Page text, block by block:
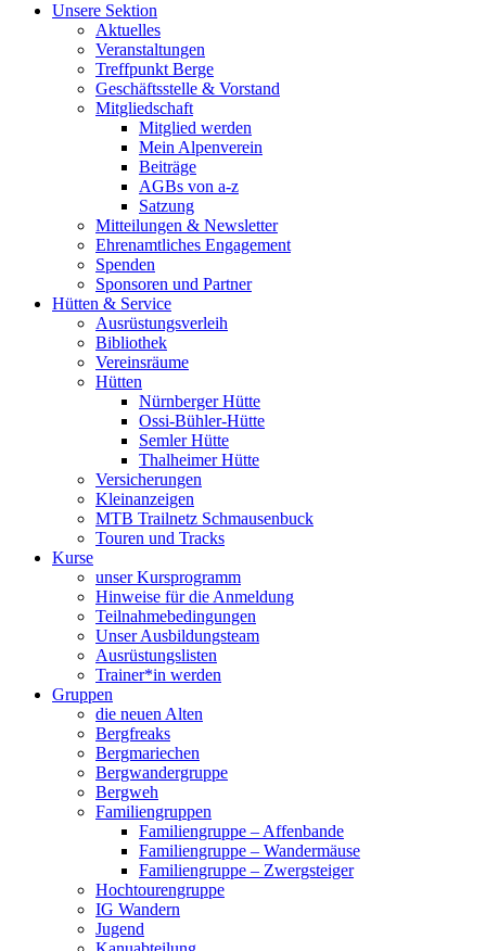
Unsere Sektion
Aktuelles
Veranstaltungen
Treffpunkt Berge
Geschäftsstelle & Vorstand
Mitgliedschaft
Mitglied werden
Mein Alpenverein
Beiträge
AGBs von a-z
Satzung
Mitteilungen & Newsletter
Ehrenamtliches Engagement
Spenden
Sponsoren und Partner
Hütten & Service
Ausrüstungsverleih
Bibliothek
Vereinsräume
Hütten
Nürnberger Hütte
Ossi-Bühler-Hütte
Semler Hütte
Thalheimer Hütte
Versicherungen
Kleinanzeigen
MTB Trailnetz Schmausenbuck
Touren und Tracks
Kurse
unser Kursprogramm
Hinweise für die Anmeldung
Teilnahmebedingungen
Unser Ausbildungsteam
Ausrüstungslisten
Trainer*in werden
Gruppen
die neuen Alten
Bergfreaks
Bergmariechen
Bergwandergruppe
Bergweh
Familiengruppen
Familiengruppe – Affenbande
Familiengruppe – Wandermäuse
Familiengruppe – Zwergsteiger
Hochtourengruppe
IG Wandern
Jugend